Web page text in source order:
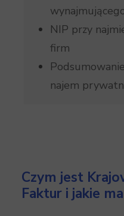
NIP przy
firm
najem
Czym jest
Faktur i jakie